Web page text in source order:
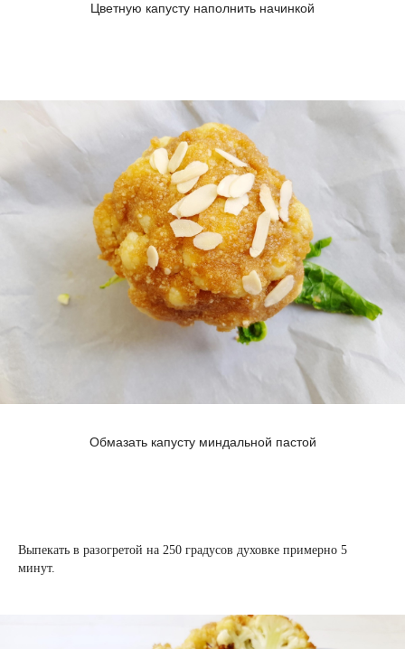
Цветную капусту наполнить начинкой
Обмазать капусту миндальной пастой
Выпекать в разогретой на 250 градусов духовке примерно 5
минут.